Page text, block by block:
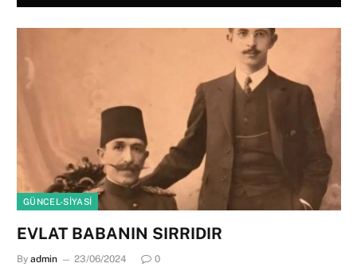
GÜNCEL-SIYASI
EVLAT BABANIN SIRRIDIR
By admin 23/06/2024 0